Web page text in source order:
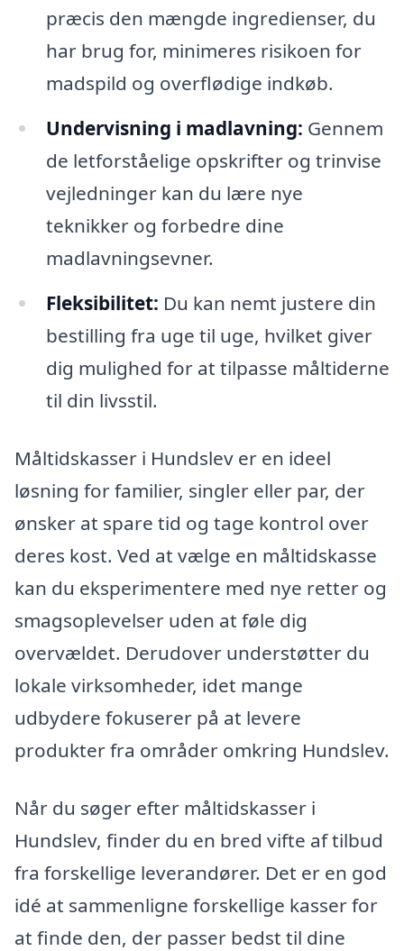
præcis den mængde ingredienser, du
har brug for, minimeres risikoen for
madspild og overflødige indkøb.
Undervisning i madlavning: Gennem
de letforståelige opskrifter og trinvise
vejledninger kan du lære nye
teknikker og forbedre dine
madlavningsevner.
Fleksibilitet: Du kan nemt justere din
bestilling fra uge til uge, hvilket giver
dig mulighed for at tilpasse måltiderne
til din livsstil.
Måltidskasser i Hundslev er en ideel
løsning for familier, singler eller par, der
ønsker at spare tid og tage kontrol over
deres kost. Ved at vælge en måltidskasse
kan du eksperimentere med nye retter og
smagsoplevelser uden at føle dig
overvældet. Derudover understøtter du
lokale virksomheder, idet mange
udbydere fokuserer på at levere
produkter fra områder omkring Hundslev.
Når du søger efter måltidskasser i
Hundslev, finder du en bred vifte af tilbud
fra forskellige leverandører. Det er en god
idé at sammenligne forskellige kasser for
at finde den, der passer bedst til dine